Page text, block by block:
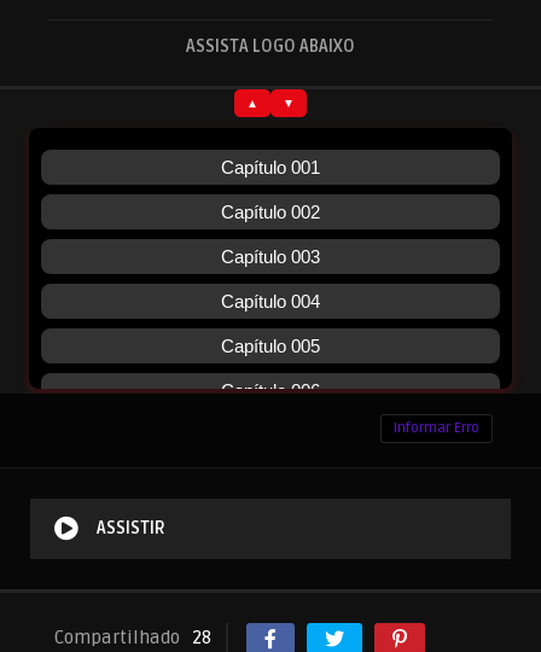
ASSISTA LOGO ABAIXO
Informar Erro
ASSISTIR
Compartilhado 28